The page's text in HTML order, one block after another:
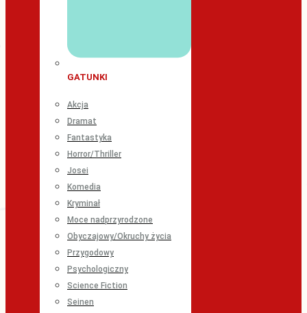
GATUNKI
Akcja
Dramat
Fantastyka
Horror/Thriller
Josei
Komedia
Kryminał
Moce nadprzyrodzone
Obyczajowy/Okruchy życia
Przygodowy
Psychologiczny
Science Fiction
Seinen